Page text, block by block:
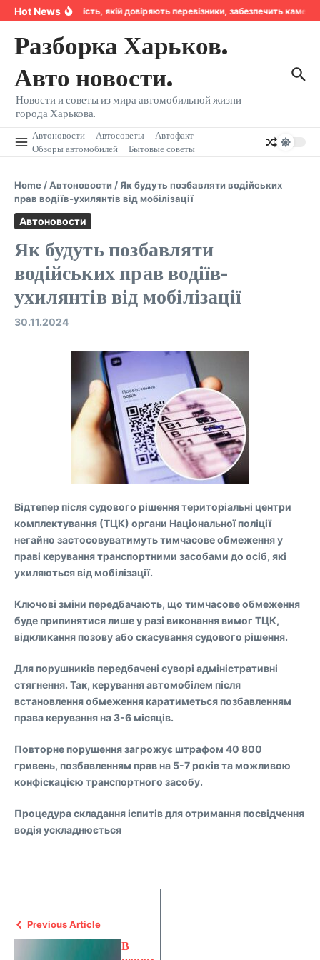
Перейти к содержанию
Hot NewsНадійність, якій довіряють перевізники, забезпечить
Разборка Харьков.
Авто новости.
Новости и советы из мира автомобильной жизни
города Харькова.
Автоновости Автосоветы
Автофакт
Обзоры автомобилей
Бытовые советы
Home /Автоновости / Як будуть позбавляти водійських
прав водіїв-ухилянтів від мобілізації
Автоновости
Як будуть позбавляти
водійських прав водіїв-
ухилянтів від мобілізації
30.11.2024
Відтепер після судового рішення територіальні центри
комплектування (ТЦК) органи Національної поліції
негайно застосовуватимуть тимчасове обмеження у
праві керування транспортними засобами до осіб, які
ухиляються від мобілізації.
Ключові зміни передбачають, що тимчасове обмеження
буде припинятися лише у разі виконання вимог ТЦК,
відкликання позову або скасування судового рішення.
Для порушників передбачені суворі адміністративні
стягнення. Так, керування автомобілем після
встановлення обмеження каратиметься позбавленням
права керування на 3-6 місяців.
Повторне порушення загрожує штрафом 40 800
гривень, позбавленням прав на 5-7 років та можливою
конфіскацією транспортного засобу.
Процедура складання іспитів для отримання посвідчення
водія ускладнюється
Previous Article
В